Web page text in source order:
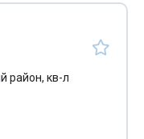
район, кв-л